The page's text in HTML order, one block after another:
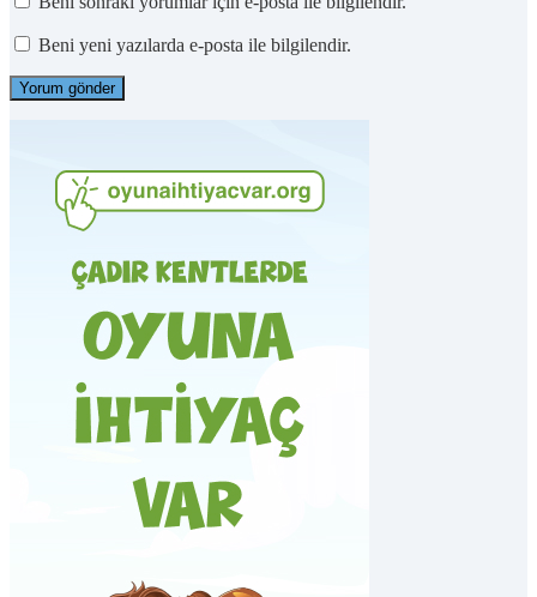
Beni yeni yazılarda e-posta ile bilgilendir.